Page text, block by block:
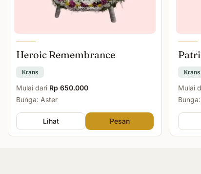
Heroic Remembrance
Krans
Mulai dari Rp 650.000
Bunga: Aster
Lihat Pesan
Krans
Mulai